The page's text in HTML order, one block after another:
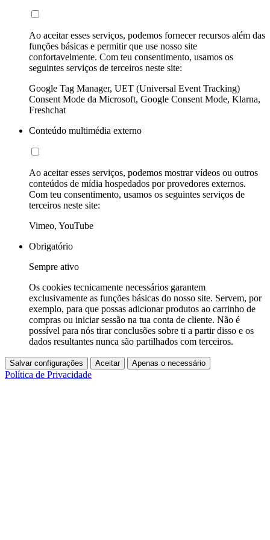
Ao aceitar esses serviços, podemos fornecer recursos além das
funções básicas e permitir que use nosso site
confortavelmente. Com teu consentimento, usamos os
seguintes serviços de terceiros neste site:
Google Tag Manager, UET (Universal Event Tracking)
Consent Mode da Microsoft, Google Consent Mode, Klarna,
Freshchat
Conteúdo multimédia externo
Ao aceitar esses serviços, podemos mostrar vídeos ou outros
conteúdos de mídia hospedados por provedores externos.
Com teu consentimento, usamos os seguintes serviços de
terceiros neste site:
Vimeo, YouTube
Obrigatório
Sempre ativo
Os cookies tecnicamente necessários garantem
exclusivamente as funções básicas do nosso site. Servem, por
exemplo, para que possas adicionar produtos ao carrinho de
compras ou iniciar sessão na tua conta de cliente. Não é
possível para nós tirar conclusões sobre ti a partir disso e os
dados resultantes nunca são partilhados com terceiros.
Salvar configurações Aceitar Apenas o necessário
Política de Privacidade